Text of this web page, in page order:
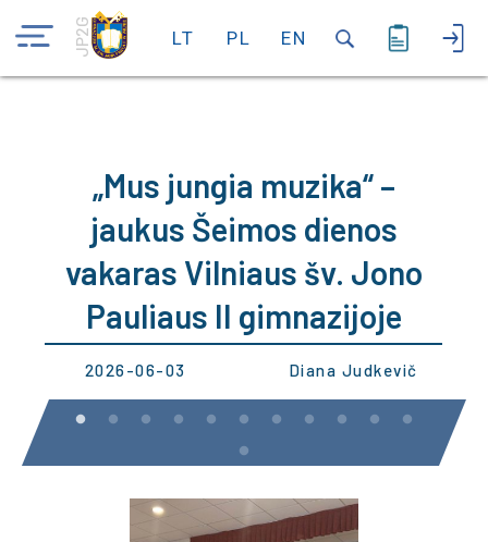
JP2G LT PL EN
„Mus jungia muzika“ –
jaukus Šeimos dienos
vakaras Vilniaus šv. Jono
Pauliaus II gimnazijoje
2026-06-03 Diana Judkevič